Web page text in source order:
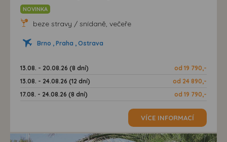
NOVINKA
beze stravy / snídaně, večeře
Brno , Praha , Ostrava
13.08. - 20.08.26 (8 dní)
od 19 790,-
13.08. - 24.08.26 (12 dní)
od 24 890,-
17.08. - 24.08.26 (8 dní)
od 19 790,-
VÍCE INFORMACÍ